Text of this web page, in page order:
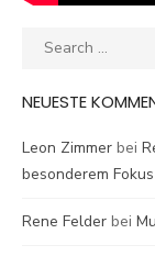
Search
NEUESTE
Leon Zimmer bei
besonderem
Rene Felder bei